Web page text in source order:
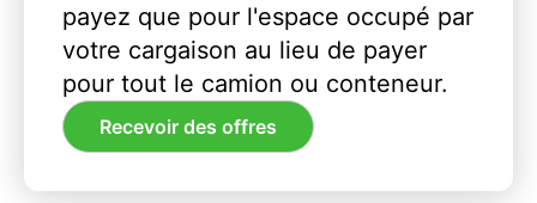
payez que pour l'espace occupé par
votre cargaison au lieu de payer
pour tout le camion ou conteneur.
Recevoir des offres